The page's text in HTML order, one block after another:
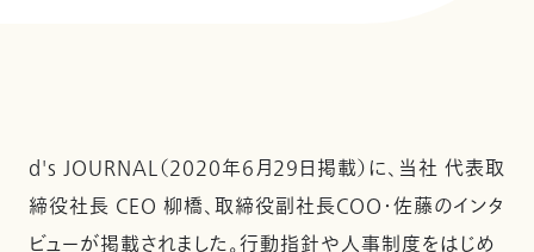
d's JOURNAL（2020年6月29日掲載）に、当社 代表取
締役社長 CEO 柳橋、取締役副社長COO・佐藤のインタ
ビューが掲載されました。行動指針や人事制度をはじめ